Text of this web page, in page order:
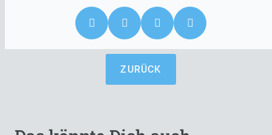
ZURÜCK